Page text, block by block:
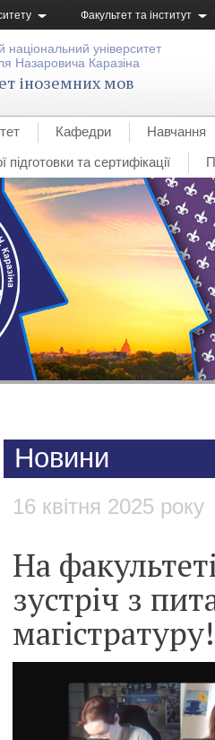
Факультет та інститут
національний університет
Назаровича Каразіна
іноземних мов
Кафедри
Навчання
та сертифікації
Новини
16 квітня 2025 року
На
зустріч з
магістратуру!